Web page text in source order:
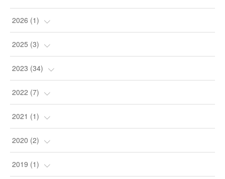
2026 (1)
(1
2025 (3)
(3)
2023 (34)
(9
(24)
(1
2022 (7)
(1
(4
(1
2021 (1)
(1
2020 (2)
(2
2019 (1)